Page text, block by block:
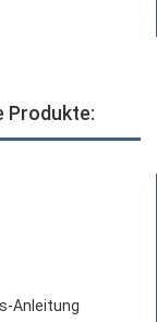
Produkte: